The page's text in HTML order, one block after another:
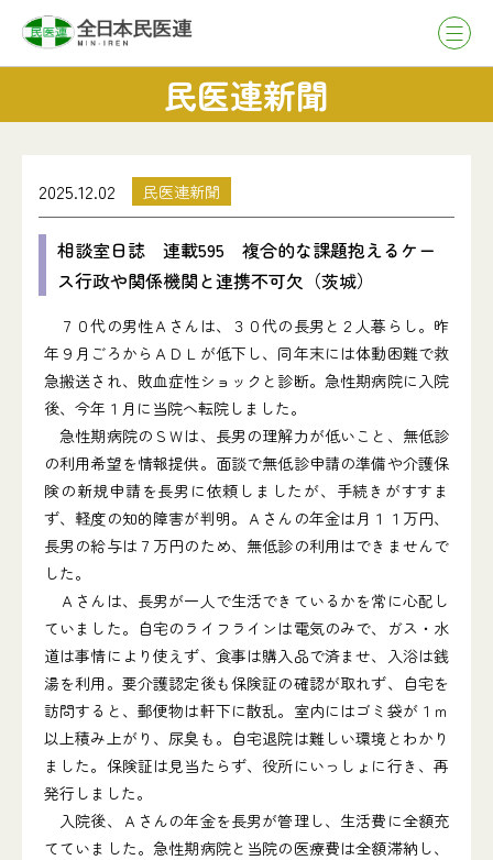
民医連新聞
2025.12.02 民医連新聞
相談室日誌 連載595 複合的な課題抱えるケー
ス行政や関係機関と連携不可欠（茨城）
７０代の男性Ａさんは、３０代の長男と２人暮らし。昨
年９月ごろからＡＤＬが低下し、同年末には体動困難で救
急搬送され、敗血症性ショックと診断。急性期病院に入院
後、今年１月に当院へ転院しました。
急性期病院のＳＷは、長男の理解力が低いこと、無低診
の利用希望を情報提供。面談で無低診申請の準備や介護保
険の新規申請を長男に依頼しましたが、手続きがすすま
ず、軽度の知的障害が判明。Ａさんの年金は月１１万円、
長男の給与は７万円のため、無低診の利用はできませんで
した。
Ａさんは、長男が一人で生活できているかを常に心配し
ていました。自宅のライフラインは電気のみで、ガス・水
道は事情により使えず、食事は購入品で済ませ、入浴は銭
湯を利用。要介護認定後も保険証の確認が取れず、自宅を
訪問すると、郵便物は軒下に散乱。室内にはゴミ袋が１ｍ
以上積み上がり、尿臭も。自宅退院は難しい環境とわかり
ました。保険証は見当たらず、役所にいっしょに行き、再
発行しました。
入院後、Ａさんの年金を長男が管理し、生活費に全額充
てていました。急性期病院と当院の医療費は全額滞納し、